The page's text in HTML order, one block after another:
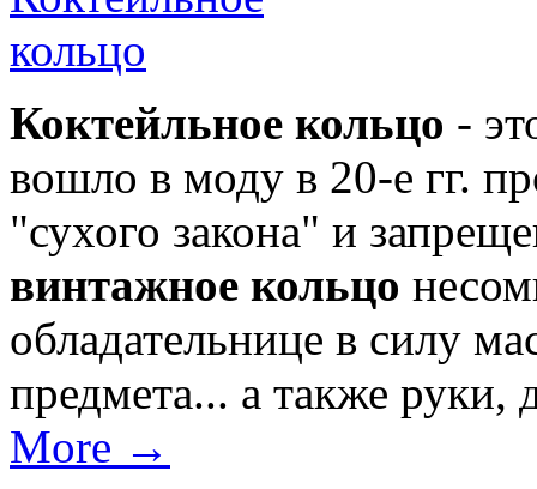
Коктейльное кольцо -
вошло в моду в 20-е гг.
"сухого закона" и
винтажное кольцо
обладательнице в силу
предмета... а также
More →